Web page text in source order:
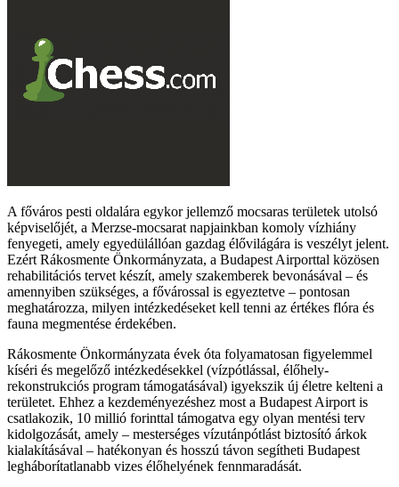
A főváros pesti oldalára egykor jellemző mocsaras területek utolsó
képviselőjét, a Merzse-mocsarat napjainkban komoly vízhiány
fenyegeti, amely egyedülállóan gazdag élővilágára is veszélyt jelent.
Ezért Rákosmente Önkormányzata, a Budapest Airporttal közösen
rehabilitációs tervet készít, amely szakemberek bevonásával – és
amennyiben szükséges, a fővárossal is egyeztetve – pontosan
meghatározza, milyen intézkedéseket kell tenni az értékes flóra és
fauna megmentése érdekében.
Rákosmente Önkormányzata évek óta folyamatosan figyelemmel
kíséri és megelőző intézkedésekkel (vízpótlással, élőhely-
rekonstrukciós program támogatásával) igyekszik új életre kelteni a
területet. Ehhez a kezdeményezéshez most a Budapest Airport is
csatlakozik, 10 millió forinttal támogatva egy olyan mentési terv
kidolgozását, amely – mesterséges vízutánpótlást biztosító árkok
kialakításával – hatékonyan és hosszú távon segítheti Budapest
legháborítatlanabb vizes élőhelyének fennmaradását.